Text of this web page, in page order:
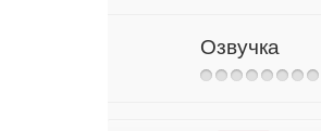
Озвучка